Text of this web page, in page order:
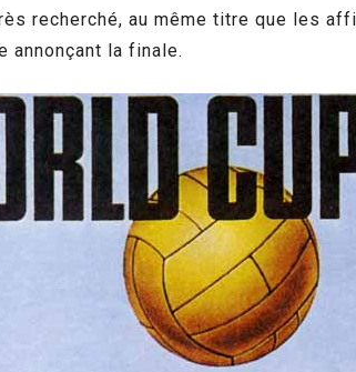
recherché, au même titre que les
la finale.